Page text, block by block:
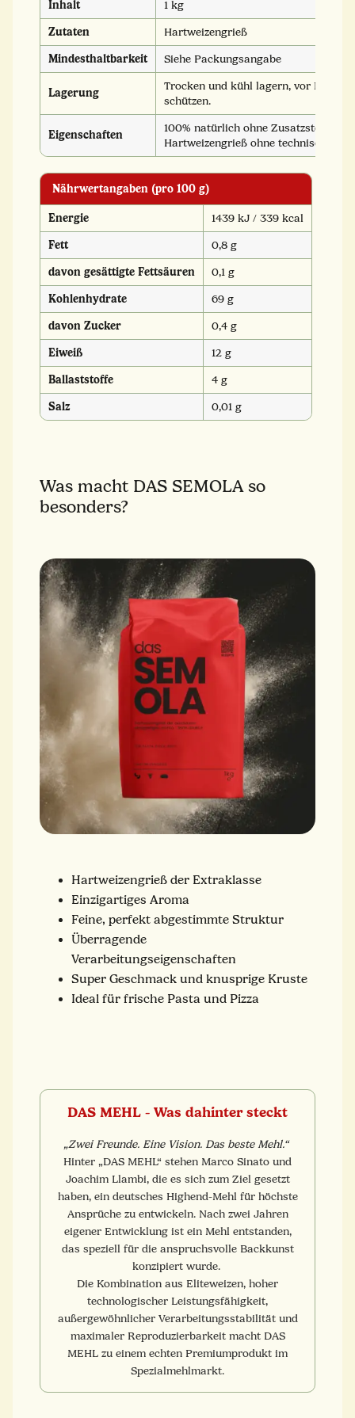
Inhalt
1 kg
Zutaten
Hartweizengrieß
Mindesthaltbarkeit
Siehe Packungsangabe
Lagerung
Trocken und kühl lagern, vor Licht
schützen.
Eigenschaften
100% natürlich ohne Zusatzstoffe:
Hartweizengrieß ohne technische
Nährwertangaben (pro 100 g)
Energie
1439 kJ / 339 kcal
Fett
0,8 g
davon gesättigte Fettsäuren
0,1 g
Kohlenhydrate
69 g
davon Zucker
0,4 g
Eiweiß
12 g
Ballaststoffe
4 g
Salz
0,01 g
Was macht DAS SEMOLA so
besonders?
Hartweizengrieß der Extraklasse
Einzigartiges Aroma
Feine, perfekt abgestimmte Struktur
Überragende
Verarbeitungseigenschaften
Super Geschmack und knusprige Kruste
Ideal für frische Pasta und Pizza
DAS MEHL - Was dahinter steckt
„Zwei Freunde. Eine Vision. Das beste Mehl.“
Hinter „DAS MEHL“ stehen Marco Sinato und
Joachim Llambi, die es sich zum Ziel gesetzt
haben, ein deutsches Highend-Mehl für höchste
Ansprüche zu entwickeln. Nach zwei Jahren
eigener Entwicklung ist ein Mehl entstanden,
das speziell für die anspruchsvolle Backkunst
konzipiert wurde.
Die Kombination aus Eliteweizen, hoher
technologischer Leistungsfähigkeit,
außergewöhnlicher Verarbeitungsstabilität und
maximaler Reproduzierbarkeit macht DAS
MEHL zu einem echten Premiumprodukt im
Spezialmehlmarkt.